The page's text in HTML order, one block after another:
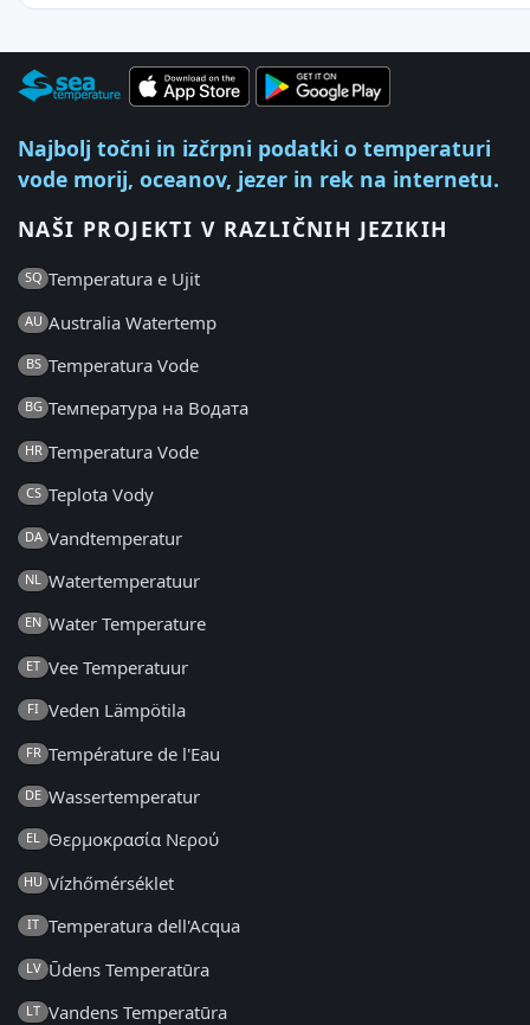
Najbolj točni in izčrpni podatki o temperaturi
vode morij, oceanov, jezer in rek na internetu.
NAŠI PROJEKTI V RAZLIČNIH JEZIKIH
SQ Temperatura e Ujit
AU Australia Watertemp
BS Temperatura Vode
BG Температура на Водата
HR Temperatura Vode
CS Teplota Vody
DA Vandtemperatur
NL Watertemperatuur
EN Water Temperature
ET Vee Temperatuur
FI Veden Lämpötila
FR Température de l'Eau
DE Wassertemperatur
EL Θερμοκρασία Νερού
HU Vízhőmérséklet
IT Temperatura dell'Acqua
LV Ūdens Temperatūra
LT Vandens Temperatūra